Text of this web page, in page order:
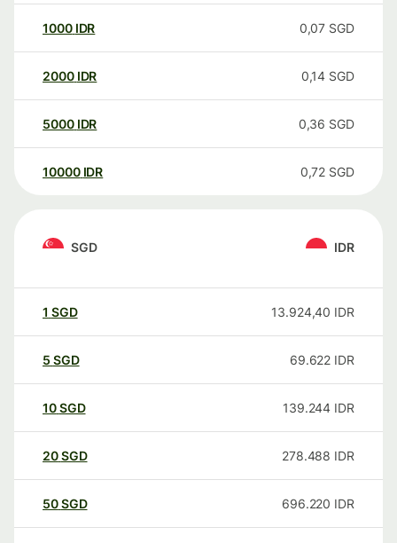
1000 IDR 0,07 SGD
2000 IDR 0,14 SGD
5000 IDR 0,36 SGD
10000 IDR 0,72 SGD
SGD IDR
1 SGD 13.924,40 IDR
5 SGD 69.622 IDR
10SGD 139.244 IDR
20SGD 278.488 IDR
50SGD 696.220 IDR